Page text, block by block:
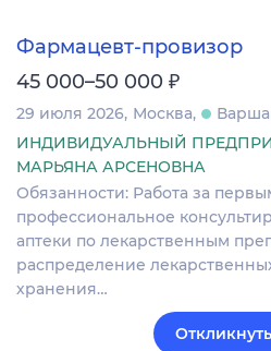
Фармацевт-провизор
45 000–50 000 ₽
29 июля 2026 Москва
ИНДИВИДУАЛЬНЫЙ
МАРЬЯНА АРСЕНОВНА
Обязанности: Работа за
профессиональное
аптеки по лекарственным
распределение
хранения…